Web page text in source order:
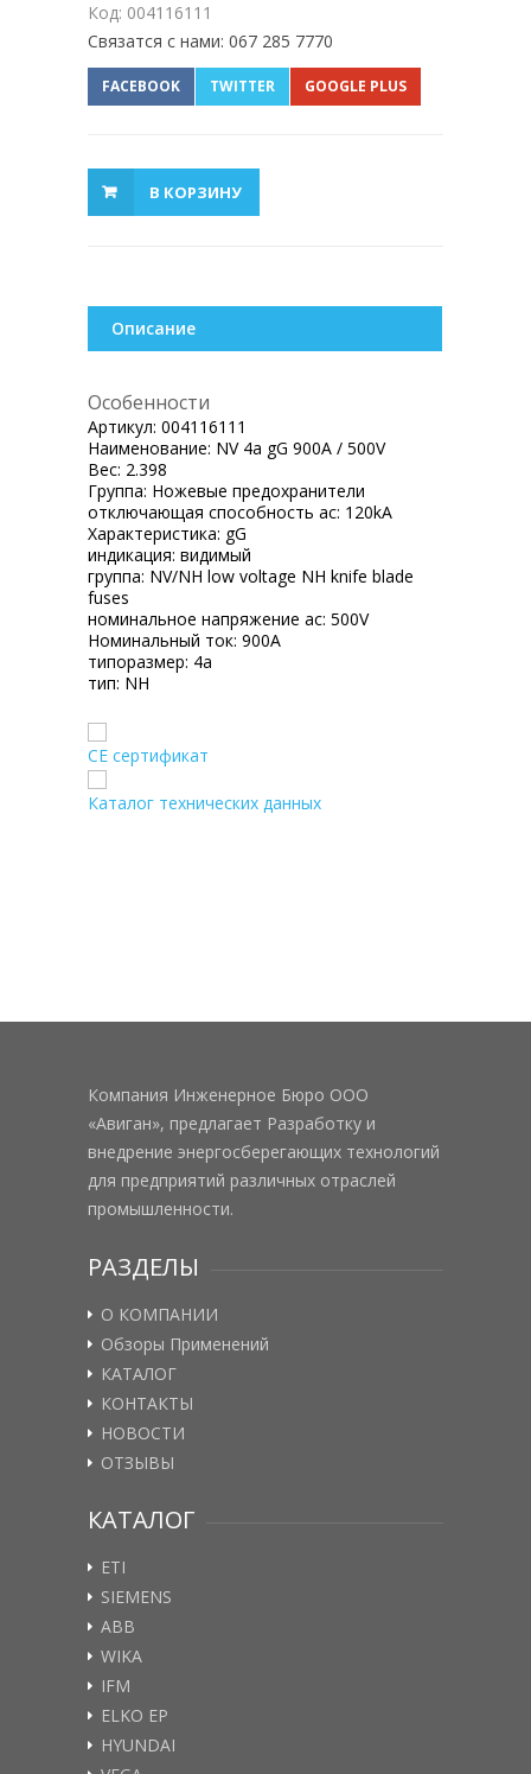
Код: 004116111
Связатся с нами: 067 285 7770
FACEBOOK TWITTER GOOGLE PLUS
В КОРЗИНУ
Описание
Особенности
Артикул: 004116111
Наименование: NV 4a gG 900A / 500V
Вес: 2.398
Группа: Ножевые предохранители
отключающая способность ac: 120kA
Характеристика: gG
индикация: видимый
группа: NV/NH low voltage NH knife blade
fuses
номинальное напряжение ac: 500V
Номинальный ток: 900A
типоразмер: 4a
тип: NH
CE сертификат
Каталог технических данных
Компания Инженерное Бюро ООО
«Авиган», предлагает Разработку и
внедрение энергосберегающих технологий
для предприятий различных отраслей
промышленности.
РАЗДЕЛЫ
О КОМПАНИИ
Обзоры Применений
КАТАЛОГ
КОНТАКТЫ
НОВОСТИ
ОТЗЫВЫ
КАТАЛОГ
ETI
SIEMENS
ABB
WIKA
IFM
ELKO EP
HYUNDAI